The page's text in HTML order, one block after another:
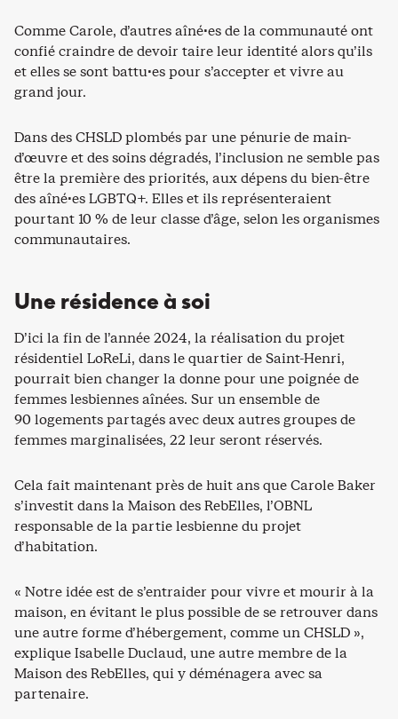
Comme Carole, d’autres aîné·es de la communauté ont
confié craindre de devoir taire leur identité alors qu’ils
et elles se sont battu·es pour s’accepter et vivre au
grand jour.
Dans des CHSLD plombés par une pénurie de main-
d’œuvre et des soins dégradés, l’inclusion ne semble pas
être la première des priorités, aux dépens du bien-être
des aîné·es LGBTQ+. Elles et ils représenteraient
pourtant 10 % de leur classe d’âge, selon les organismes
communautaires.
Une résidence à soi
D’ici la fin de l’année 2024, la réalisation du projet
résidentiel LoReLi, dans le quartier de Saint-Henri,
pourrait bien changer la donne pour une poignée de
femmes lesbiennes aînées. Sur un ensemble de
90 logements partagés avec deux autres groupes de
femmes marginalisées, 22 leur seront réservés.
Cela fait maintenant près de huit ans que Carole Baker
s’investit dans la Maison des RebElles, l’OBNL
responsable de la partie lesbienne du projet
d’habitation.
« Notre idée est de s’entraider pour vivre et mourir à la
maison, en évitant le plus possible de se retrouver dans
une autre forme d’hébergement, comme un CHSLD »,
explique Isabelle Duclaud, une autre membre de la
Maison des RebElles, qui y déménagera avec sa
partenaire.